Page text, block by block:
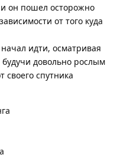
и он пошел осторожно
от того куда
идти, осматривая
довольно рослым
своего спутника